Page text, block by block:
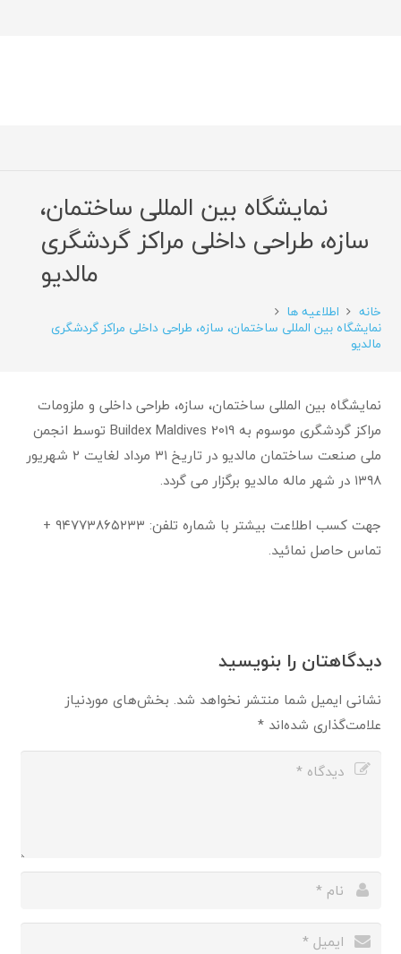
نمایشگاه بین المللی ساختمان،
سازه، طراحی داخلی مراکز گردشگری
مالدیو
خانه اطلاعیه ها
نمایشگاه بین المللی ساختمان، سازه، طراحی داخلی مراکز گردشگری
مالدیو
نمایشگاه بین المللی ساختمان، سازه، طراحی داخلی و ملزومات
مراکز گردشگری موسوم به Buildex Maldives 2019 توسط انجمن
ملی صنعت ساختمان مالدیو در تاریخ ۳۱ مرداد لغایت ۲ شهریور
۱۳۹۸ در شهر ماله مالدیو برگزار می گردد.
جهت کسب اطلاعت بیشتر با شماره تلفن: ۹۴۷۷۳۸۶۵۲۳۳ +
تماس حاصل نمائید.
دیدگاهتان را بنویسید
نشانی ایمیل شما منتشر نخواهد شد. بخش‌های موردنیاز
علامت‌گذاری شده‌اند*